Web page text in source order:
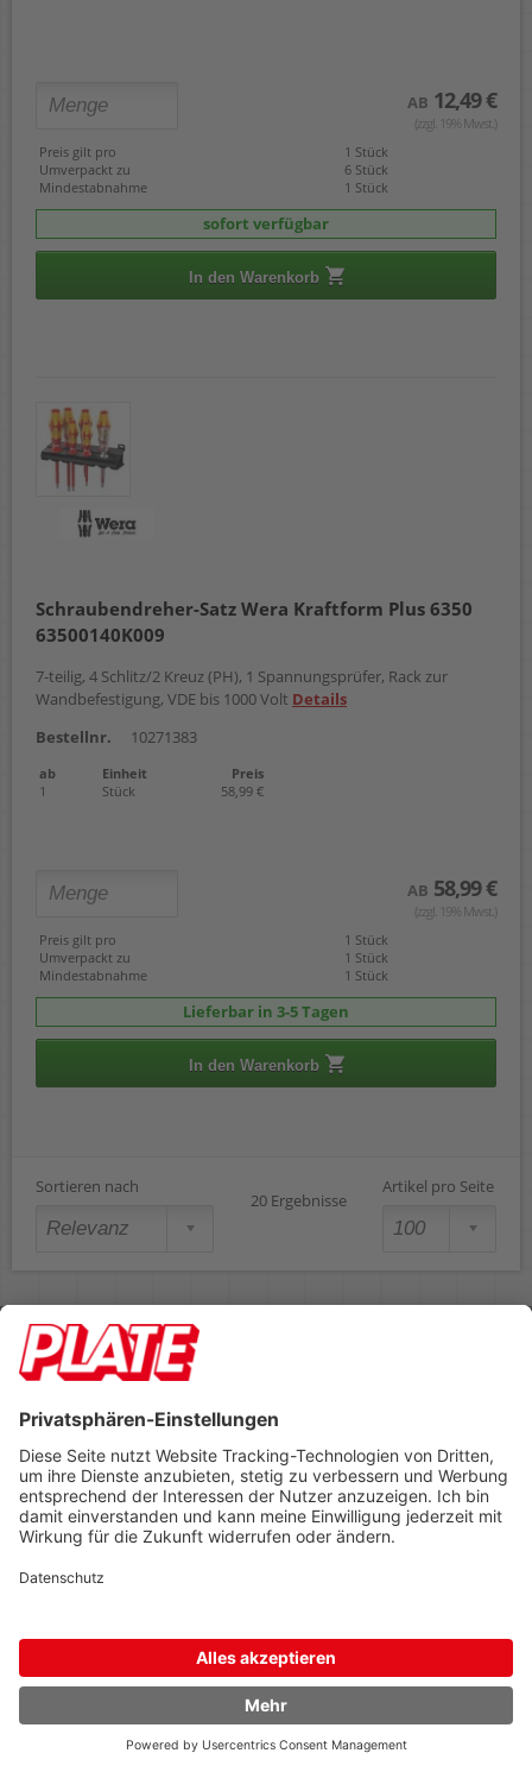
AB 12,49 €
(zzgl. 19% Mwst.)
Preis gilt pro
1 Stück
Umverpackt zu
6 Stück
Mindestabnahme
1 Stück
sofort verfügbar
In den Warenkorb
Schraubendreher-Satz Wera Kraftform Plus 6350
63500140K009
7-teilig, 4 Schlitz/2 Kreuz (PH), 1 Spannungsprüfer, Rack zur
Wandbefestigung, VDE bis 1000 Volt Details
Bestellnr.
10271383
ab Einheit
Preis
1
Stück 58,99 €
AB 58,99 €
(zzgl. 19% Mwst.)
Preis gilt pro
1 Stück
Umverpackt zu
1 Stück
Mindestabnahme
1 Stück
Lieferbar in 3-5 Tagen
In den Warenkorb
Sortieren nach
20 Ergebnisse
Artikel pro Seite
Rufen Sie uns an 04298 401-0
Lieferbedingungen Impressum
PLATE Büromaterial Vertriebs GmbH
28865 Lilienthal
Fax: 04298 401-140
info@plate.de
entwicklung: decoit